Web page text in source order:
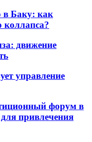
в Баку: как
коллапса?
движение
управление
форум в
привлечения